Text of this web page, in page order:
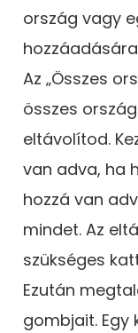
ország vagy
Az „Összes
összes
eltávolítod.
van adva, ha
hozzá van
mindet. Az
szükséges
Ezután
gombjait.